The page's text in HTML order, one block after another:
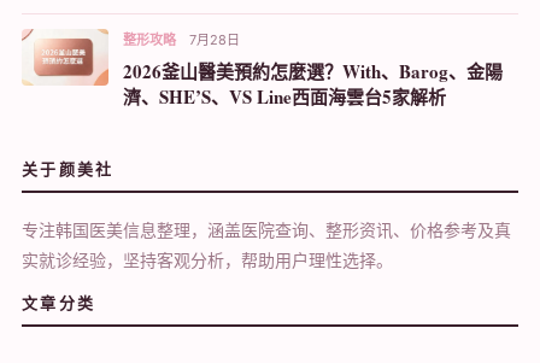
整形攻略 7月28日
2026釜山醫美預約怎麼選？With、Barog、金陽
濟、SHE’S、VS Line西面海雲台5家解析
关于颜美社
专注韩国医美信息整理，涵盖医院查询、整形资讯、价格参考及真
实就诊经验，坚持客观分析，帮助用户理性选择。
文章分类